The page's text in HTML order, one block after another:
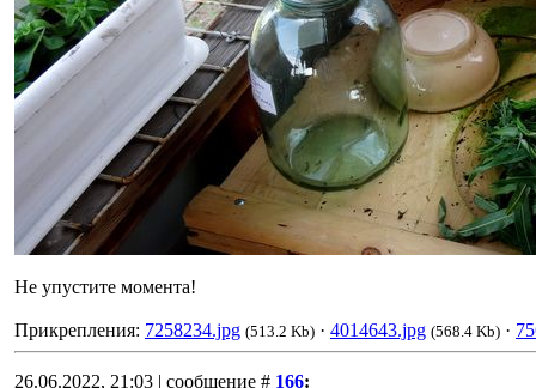
Не упустите момента!
Прикрепления: 7258234.jpg (513.2 Kb) · 4014643.jpg (568.4 Kb) ·
26.06.2022, 21:03 | сообщение # 166: